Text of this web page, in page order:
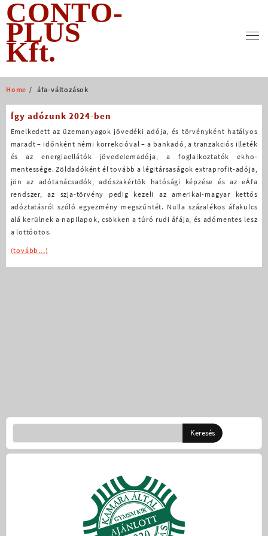
Skip
content
CONTO-
PLUS
Kft.
Home áfa-változások
Így adózunk 2024-ben
Emelkedett az üzemanyagok jövedéki adója, és törvényként hatályos
maradt – időnként némi korrekcióval – a bankadó, a tranzakciós illeték
és az energiaellátók jövedelemadója, a foglalkoztatók ekho-
mentessége. Zöldadóként él tovább a légitársaságok extraprofit-adója,
jön az adótanácsadók, adószakértők hatósági képzése és az eÁfa
rendszer, az szja-törvény pedig kezeli az amerikai-magyar kettős
adóztatásról szóló egyezmény megszűntét. Nulla százalékos áfakulcs
alá kerülnek a napilapok, csökken a túró rudi áfája, és adómentes lesz
a lottóötös.
(tovább…)